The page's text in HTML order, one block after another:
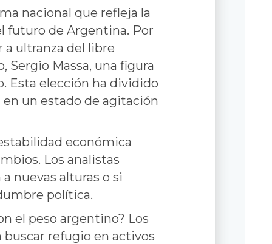
nacional que refleja la
futuro de Argentina. Por
a ultranza del libre
Sergio Massa, una figura
Esta elección ha dividido
un estado de agitación
económica
Los analistas
nuevas alturas o si
política.
el peso argentino? Los
buscar refugio en activos